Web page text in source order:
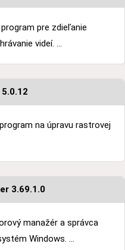
pre zdieľanie
videí. ...
na úpravu rastrovej
3.69.1.0
manažér a správca
Windows. ...